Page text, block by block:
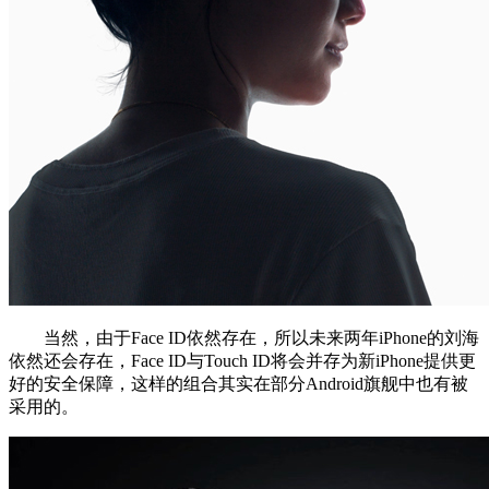
当然，由于Face ID依然存在，所以未来两年iPhone的刘海
依然还会存在，Face ID与Touch ID将会并存为新iPhone提供更
好的安全保障，这样的组合其实在部分Android旗舰中也有被
采用的。